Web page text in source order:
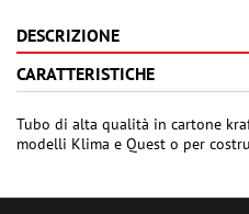
DESCRIZIONE
CARATTERISTICHE
Tubo di alta qualità in cartone
modelli Klima e Quest o per